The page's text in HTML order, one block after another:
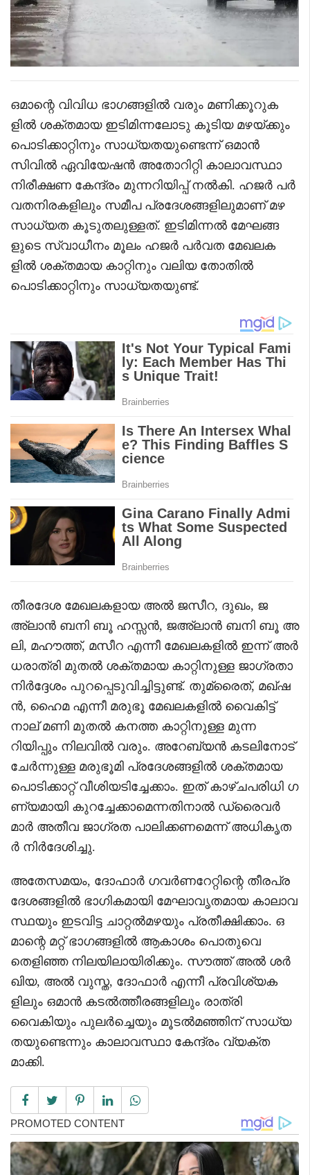
ഒമാന്റെ വിവിധ ഭാഗങ്ങളിൽ വരും മണിക്കൂറുക
ളിൽ ശക്തമായ ഇടിമിന്നലോടു കൂടിയ മഴയ്ക്കും
പൊടിക്കാറ്റിനും സാധ്യതയുണ്ടെന്ന് ഒമാൻ
സിവിൽ ഏവിയേഷൻ അതോറിറ്റി കാലാവസ്ഥാ
നിരീക്ഷണ കേന്ദ്രം മുന്നറിയിപ്പ് നൽകി. ഹജർ പർ
വതനിരകളിലും സമീപ പ്രദേശങ്ങളിലുമാണ് മഴ
സാധ്യത കൂടുതലുള്ളത്. ഇടിമിന്നൽ മേഘങ്ങ
ളുടെ സ്വാധീനം മൂലം ഹജർ പർവത മേഖലക
ളിൽ ശക്തമായ കാറ്റിനും വലിയ തോതിൽ
പൊടിക്കാറ്റിനും സാധ്യതയുണ്ട്.
തീരദേശ മേഖലകളായ അൽ ജസീറ, ദുഖം, ജ
അ്‌ലാൻ ബനി ബൂ ഹസ്സൻ, ജഅ്‌ലാൻ ബനി ബൂ അ
ലി, മഹൗത്ത്, മസീറ എന്നീ മേഖലകളിൽ ഇന്ന് അർ
ധരാത്രി മുതൽ ശക്തമായ കാറ്റിനുള്ള ജാഗ്രതാ
നിർദ്ദേശം പുറപ്പെടുവിച്ചിട്ടുണ്ട്. തുമ്രൈത്, മഖ്ഷ
ൻ, ഹൈമ എന്നീ മരുഭൂ മേഖലകളിൽ വൈകിട്ട്
നാല് മണി മുതൽ കനത്ത കാറ്റിനുള്ള മുന്ന
റിയിപ്പും നിലവിൽ വരും. അറേബ്യൻ കടലിനോട്
ചേർന്നുള്ള മരുഭൂമി പ്രദേശങ്ങളിൽ ശക്തമായ
പൊടിക്കാറ്റ് വീശിയടിച്ചേക്കാം. ഇത് കാഴ്ചപരിധി ഗ
ണ്യമായി കുറച്ചേക്കാമെന്നതിനാൽ ഡ്രൈവർ
മാർ അതീവ ജാഗ്രത പാലിക്കണമെന്ന് അധികൃത
ർ നിർദേശിച്ചു.
അതേസമയം, ദോഫാർ ഗവർണറേറ്റിന്റെ തീരപ്ര
ദേശങ്ങളിൽ ഭാഗികമായി മേഘാവൃതമായ കാലാവ
സ്ഥയും ഇടവിട്ട ചാറ്റൽമഴയും പ്രതീക്ഷിക്കാം. ഒ
മാന്റെ മറ്റ് ഭാഗങ്ങളിൽ ആകാശം പൊതുവെ
തെളിഞ്ഞ നിലയിലായിരിക്കും. സൗത്ത് അൽ ശർ
ഖിയ, അൽ വുസ്ത, ദോഫാർ എന്നീ പ്രവിശ്യക
ളിലും ഒമാൻ കടൽത്തീരങ്ങളിലും രാത്രി
വൈകിയും പുലർച്ചെയും മൂടൽമഞ്ഞിന് സാധ്യ
തയുണ്ടെന്നും കാലാവസ്ഥാ കേന്ദ്രം വ്യക്ത
മാക്കി.